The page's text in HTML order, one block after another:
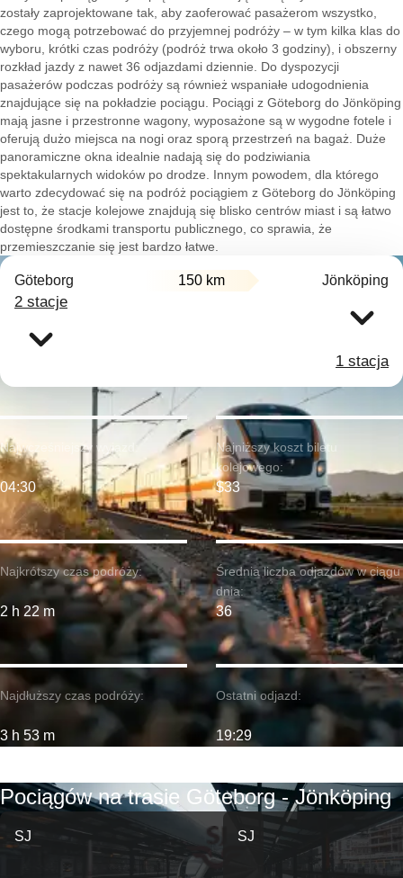
zostały zaprojektowane tak, aby zaoferować pasażerom wszystko,
czego mogą potrzebować do przyjemnej podróży – w tym kilka klas do
wyboru, krótki czas podróży (podróż trwa około 3 godziny), i obszerny
rozkład jazdy z nawet 36 odjazdami dziennie. Do dyspozycji
pasażerów podczas podróży są również wspaniałe udogodnienia
znajdujące się na pokładzie pociągu. Pociągi z Göteborg do Jönköping
mają jasne i przestronne wagony, wyposażone są w wygodne fotele i
oferują dużo miejsca na nogi oraz sporą przestrzeń na bagaż. Duże
panoramiczne okna idealnie nadają się do podziwiania
spektakularnych widoków po drodze. Innym powodem, dla którego
warto zdecydować się na podróż pociągiem z Göteborg do Jönköping
jest to, że stacje kolejowe znajdują się blisko centrów miast i są łatwo
dostępne środkami transportu publicznego, co sprawia, że
przemieszczanie się jest bardzo łatwe.
Göteborg 150 km Jönköping
2 stacje
1 stacja
Najkrótszy czas podróży:
2 h 22 m
Najwcześniejszy wyjazd:
04:30
Najdłuższy czas podróży:
3 h 53 m
Najniższy koszt biletu
kolejowego:
$33
Średnia liczba odjazdów w ciągu
dnia:
36
Ostatni odjazd:
19:29
Pociągów na trasie Göteborg - Jönköping
SJ SJ